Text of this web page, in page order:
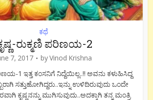
ಕಥೆ
ರುಕ್ಮಣಿ ಪರಿಣಯ-2
7, 2017 byVinod Krishna
1 ಇತ್ತ ಕಂಸನಿಗೆ ನಿದ್ದೆಯಿಲ್ಲ..!! ಅವನು ಕಳುಹಿಸಿದ್ದ
ಸತ್ತುಹೋಗಿದ್ದರು..ಇನ್ನು ಉಳಿದಿರುವುದು ಒಂದೇ
ಕೃಷ್ಣನನ್ನು ಮುಗಿಸುವುದು..ಅದಕ್ಕಾಗಿ ತನ್ನ ಮಂತ್ರಿ